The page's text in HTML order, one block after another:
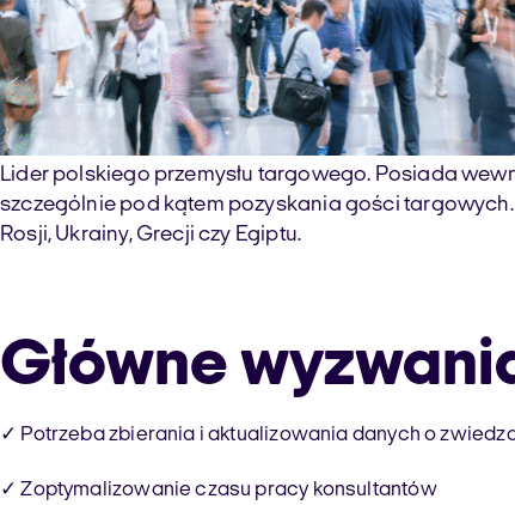
Lider polskiego przemysłu targowego. Posiada
szczególnie pod kątem pozyskania gości
Rosji, Ukrainy, Grecji czy Egiptu.
Główne
✓ Potrzeba zbierania i aktualizowania danych o
✓ Zoptymalizowanie czasu pracy konsultantów